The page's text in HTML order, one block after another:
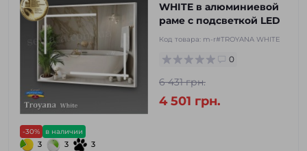
-30% в наличии
3 3 3
WHITE в алюминиевой
раме с подсветкой LED
Код товара: m-r#TROYANA WHITE
0
6 431 грн.
4 501 грн.